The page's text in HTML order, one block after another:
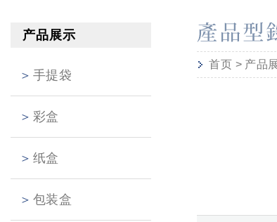
产品展示
手提袋
彩盒
纸盒
包装盒
首页 > 产品